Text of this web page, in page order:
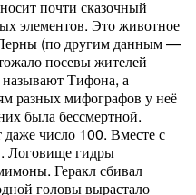
почти сказочный
элементов. Это животное
Лерны (по другим данным —
посевы жителей
Тифона, а
разных мифографов у неё
была бессмертной.
число 100. Вместе с
Логовище гидры
Геракл сбивал
головы вырастало